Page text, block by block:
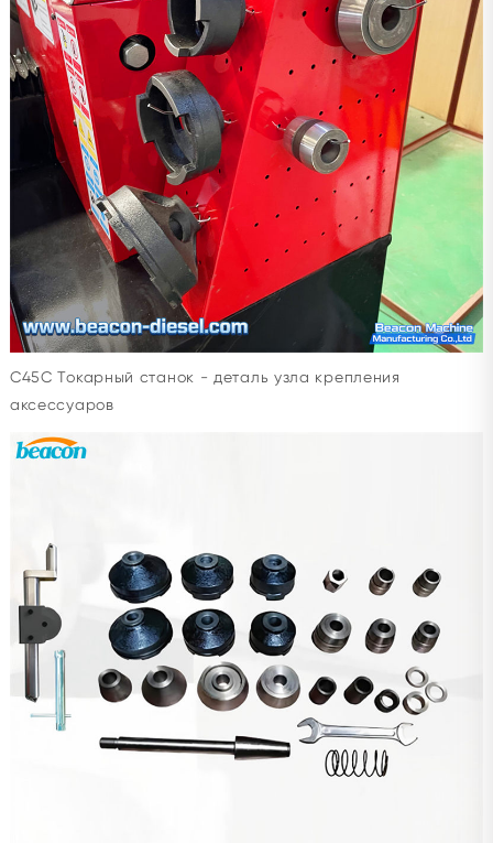
C45C Токарный станок - деталь узла крепления
аксессуаров